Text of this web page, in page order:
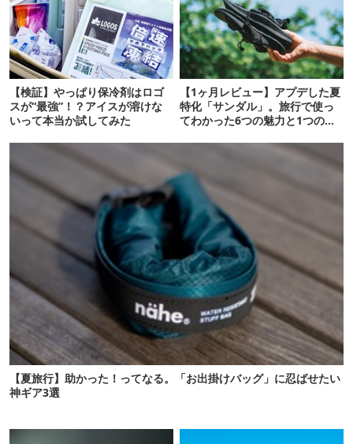
【検証】やっぱり保冷剤はロゴ
スが“最強”！？アイスが溶けな
いって本当か試してみた
【1ヶ月レビュー】アプデした夏
特化「サンダル」。旅行で使っ
てわかった6つの魅力と1つの注
【夏旅行】助かった！ってなる。「お出掛けバッグ」に忍ばせたい
神ギア3選